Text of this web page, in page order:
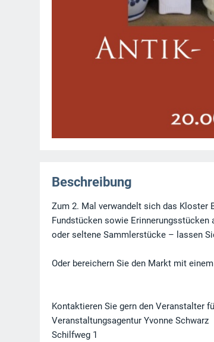
Beschreibung
Zum 2. Mal verwandelt sich das Kloster
Fundstücken sowie
oder seltene Sammlerstücke – lassen
Oder bereichern Sie den Markt mit
Kontaktieren Sie gern den Veranstalter
Veranstaltungsagentur Yvonne Schwarz
Schilfweg 1